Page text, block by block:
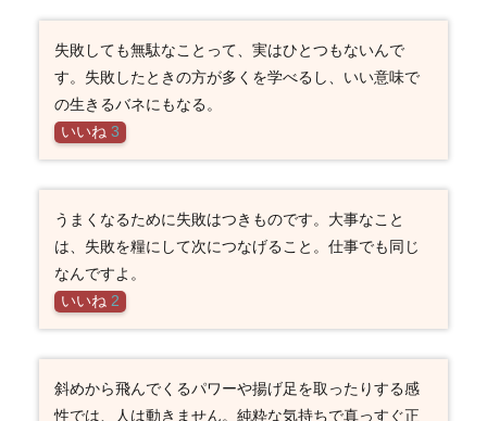
失敗しても無駄なことって、実はひとつもないんで
す。失敗したときの方が多くを学べるし、いい意味で
の生きるバネにもなる。
いいね 3
うまくなるために失敗はつきものです。大事なこと
は、失敗を糧にして次につなげること。仕事でも同じ
なんですよ。
いいね 2
斜めから飛んでくるパワーや揚げ足を取ったりする感
性では、人は動きません。純粋な気持ちで真っすぐ正